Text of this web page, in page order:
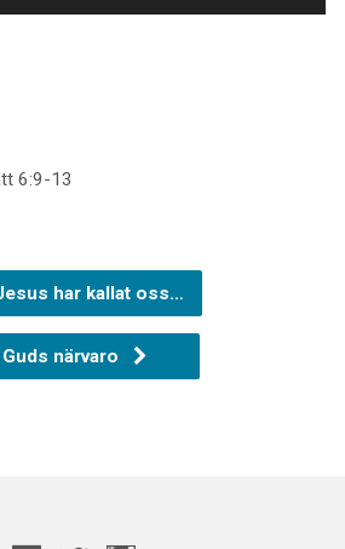
6:9-13
har kallat oss…
Guds närvaro